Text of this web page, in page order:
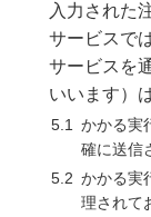
入力された
サービスで
サービスを
いいます）
5.1
かかる実
確に送信
5.2 かかる実
理されて